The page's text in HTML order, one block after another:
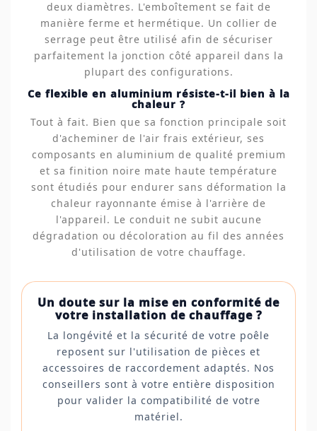
deux diamètres. L'emboîtement se fait de
manière ferme et hermétique. Un collier de
serrage peut être utilisé afin de sécuriser
parfaitement la jonction côté appareil dans la
plupart des configurations.
Ce flexible en aluminium résiste-t-il bien à la
chaleur ?
Tout à fait. Bien que sa fonction principale soit
d'acheminer de l'air frais extérieur, ses
composants en aluminium de qualité premium
et sa finition noire mate haute température
sont étudiés pour endurer sans déformation la
chaleur rayonnante émise à l'arrière de
l'appareil. Le conduit ne subit aucune
dégradation ou décoloration au fil des années
d'utilisation de votre chauffage.
Un doute sur la mise en conformité de
votre installation de chauffage ?
La longévité et la sécurité de votre poêle
reposent sur l'utilisation de pièces et
accessoires de raccordement adaptés. Nos
conseillers sont à votre entière disposition
pour valider la compatibilité de votre
matériel.